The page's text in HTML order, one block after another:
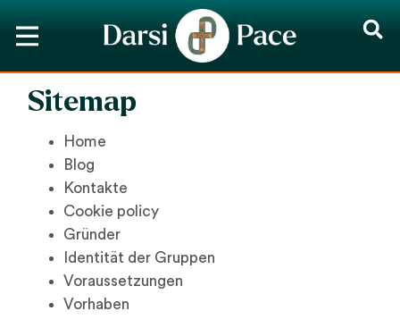
Sitemap
Home
Blog
Kontakte
Cookie policy
Gründer
Identität der Gruppen
Voraussetzungen
Vorhaben